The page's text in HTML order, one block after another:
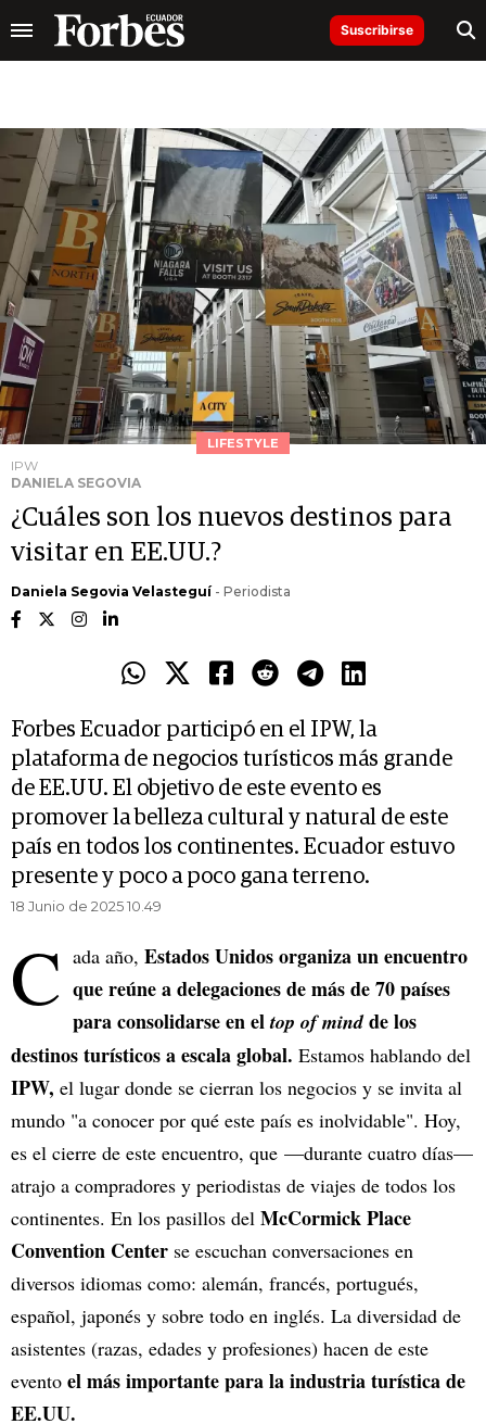
Suscribirse
LIFESTYLE
IPW
DANIELA SEGOVIA
¿Cuáles son los nuevos destinos para
visitar en EE.UU.?
Daniela Segovia Velasteguí- Periodista
Forbes Ecuador participó en el IPW, la
plataforma de negocios turísticos más grande
de EE.UU. El objetivo de este evento es
promover la belleza cultural y natural de este
país en todos los continentes. Ecuador estuvo
presente y poco a poco gana terreno.
18 Junio de 2025 10.49
C ada año, Estados Unidos organiza un encuentro
que reúne a delegaciones de más de 70 países
para consolidarse en eltop of mindde los
destinos turísticos a escala global. Estamos hablando del
IPW, el lugar donde se cierran los negocios y se invita al
mundo "a conocer por qué este país es inolvidable". Hoy,
es el cierre de este encuentro, que —durante cuatro días—
atrajo a compradores y periodistas de viajes de todos los
continentes. En los pasillos del McCormick Place
Convention Center se escuchan conversaciones en
diversos idiomas como: alemán, francés, portugués,
español, japonés y sobre todo en inglés. La diversidad de
asistentes (razas, edades y profesiones) hacen de este
evento el más importante para la industria turística de
EE.UU.